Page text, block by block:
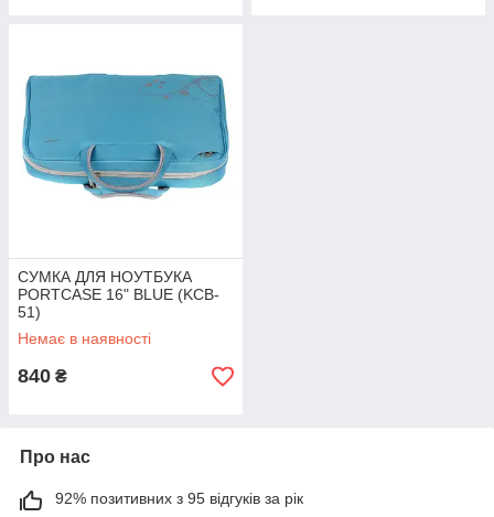
СУМКА ДЛЯ НОУТБУКА
PORTCASE 16" BLUE (KCB-
51)
Немає в наявності
840 ₴
Про нас
92% позитивних з 95 відгуків за рік